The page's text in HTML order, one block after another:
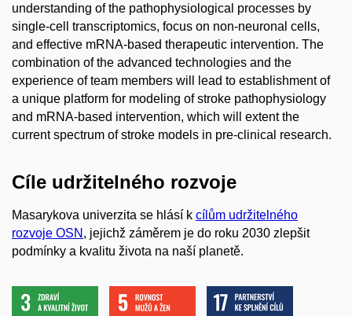
understanding of the pathophysiological processes by
single-cell transcriptomics, focus on non-neuronal cells,
and effective mRNA-based therapeutic intervention. The
combination of the advanced technologies and the
experience of team members will lead to establishment of
a unique platform for modeling of stroke pathophysiology
and mRNA-based intervention, which will extent the
current spectrum of stroke models in pre-clinical research.
Cíle udržitelného rozvoje
Masarykova univerzita se hlásí k cílům udržitelného
rozvoje OSN , jejichž záměrem je do roku 2030 zlepšit
podmínky a kvalitu života na naší planetě.